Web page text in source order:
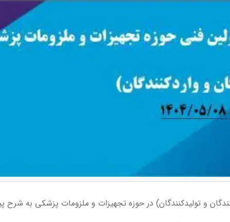
آزمون مسئولین فنی تاریخ 08/05/ 1404 (ویژه تولیدکنندگان و تولیدکنندگان) در حوزه تجهیزات و ملزومات پزشکی